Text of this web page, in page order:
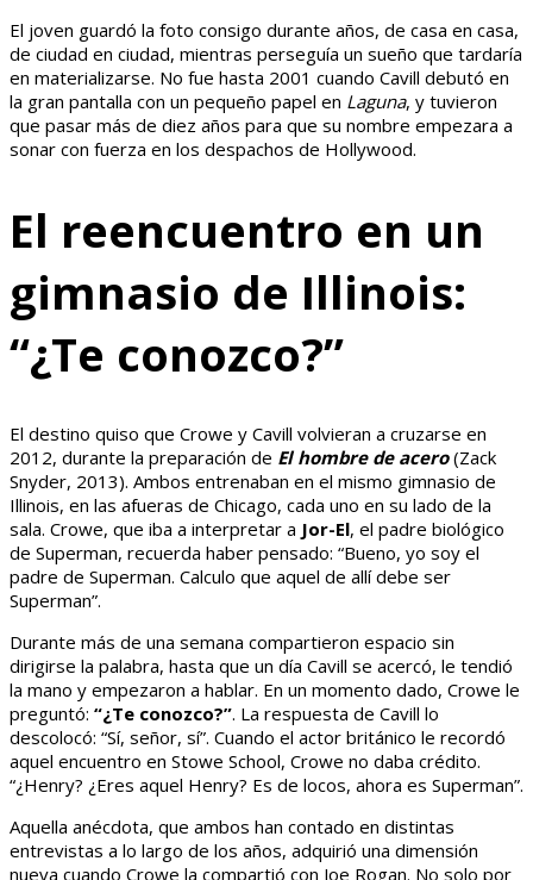
El joven guardó la foto consigo durante años, de casa en casa,
de ciudad en ciudad, mientras perseguía un sueño que tardaría
en materializarse. No fue hasta 2001 cuando Cavill debutó en
la gran pantalla con un pequeño papel en Laguna, y tuvieron
que pasar más de diez años para que su nombre empezara a
sonar con fuerza en los despachos de Hollywood.
El reencuentro en un
gimnasio de Illinois:
“¿Te conozco?”
El destino quiso que Crowe y Cavill volvieran a cruzarse en
2012, durante la preparación de El hombre de acero(Zack
Snyder, 2013). Ambos entrenaban en el mismo gimnasio de
Illinois, en las afueras de Chicago, cada uno en su lado de la
sala. Crowe, que iba a interpretar a Jor-El, el padre biológico
de Superman, recuerda haber pensado: “Bueno, yo soy el
padre de Superman. Calculo que aquel de allí debe ser
Superman”.
Durante más de una semana compartieron espacio sin
dirigirse la palabra, hasta que un día Cavill se acercó, le tendió
la mano y empezaron a hablar. En un momento dado, Crowe le
preguntó: “¿Te conozco?”. La respuesta de Cavill lo
descolocó: “Sí, señor, sí”. Cuando el actor británico le recordó
aquel encuentro en Stowe School, Crowe no daba crédito.
“¿Henry? ¿Eres aquel Henry? Es de locos, ahora es Superman”.
Aquella anécdota, que ambos han contado en distintas
entrevistas a lo largo de los años, adquirió una dimensión
nueva cuando Crowe la compartió con Joe Rogan. No solo por